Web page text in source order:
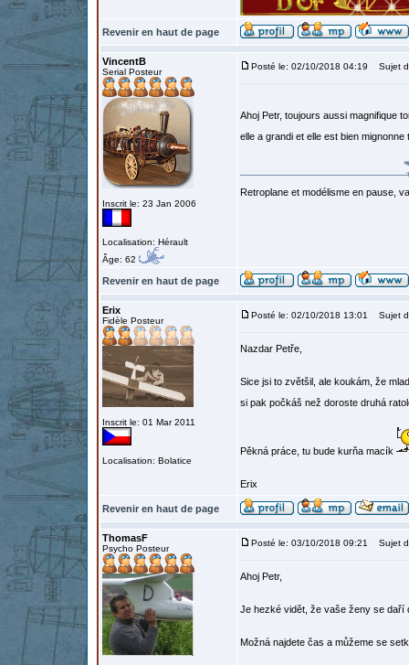
Revenir en haut de page
VincentB
Serial Posteur
Inscrit le: 23 Jan 2006
Localisation: Hérault
Âge: 62
Posté le: 02/10/2018 04:19 Sujet
Ahoj Petr, toujours aussi magnifique
elle a grandi et elle est bien
Retroplane et modélisme en pause,
Revenir en haut de page
Erix
Fidèle Posteur
Inscrit le: 01 Mar 2011
Localisation: Bolatice
Posté le: 02/10/2018 13:01 Sujet
Nazdar Petře,
Sice jsi to zvětšil, ale koukám, že
si pak počkáš než doroste druhá
Pěkná práce, tu bude kurňa macík
Erix
Revenir en haut de page
ThomasF
Psycho Posteur
Posté le: 03/10/2018 09:21 Sujet
Ahoj Petr,
Je hezké vidět, že vaše ženy se daří
Možná najdete čas a můžeme se